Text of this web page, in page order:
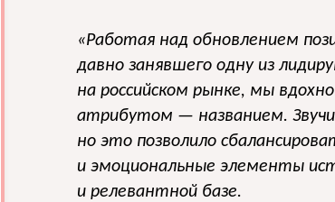
«Работая над обновлением
давно занявшего одну из
на российском рынке, мы
атрибутом — названием.
но это позволило
и эмоциональные элементы
и релевантной базе.